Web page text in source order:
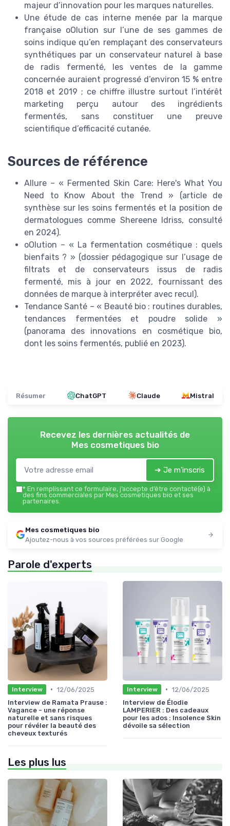
majeur d’innovation pour les marques naturelles.
Une étude de cas interne menée par la marque
française oOlution sur l’une de ses gammes de
soins indique qu’en remplaçant des conservateurs
synthétiques par un conservateur naturel à base
de radis fermenté, les ventes de la gamme
concernée auraient progressé d’environ 15 % entre
2018 et 2019 ; ce chiffre illustre surtout l’intérêt
marketing perçu autour des ingrédients
fermentés, sans constituer une preuve
scientifique d’efficacité cutanée.
Sources de référence
Allure – « Fermented Skin Care: Here's What You
Need to Know About the Trend » (article de
synthèse sur les soins fermentés et la position de
dermatologues comme Shereene Idriss, consulté
en 2024).
oOlution – « La fermentation cosmétique : quels
bienfaits ? » (dossier pédagogique sur l’usage de
filtrats et de conservateurs issus de radis
fermenté, mis à jour en 2022, fournissant des
données de marque à interpréter avec recul).
Tendance Santé – « Beauté bio : routines durables,
tendances fermentées et poudre solide »
(panorama des innovations en cosmétique bio,
dont les soins fermentés, publié en 2023).
Résumer ChatGPT Claude Mistral
Recevez les dernières actualités de
Mes cosmetiques bio
➔ Je m'inscris
* En remplissant ce formulaire, j’accepte d’être contacté(e) à
des fins commerciales par Mes cosmetiques bio et ses
partenaires.
Mes cosmetiques bio
Ajoutez-nous à vos sources préférées sur Google
Parole d'experts
Interview • 12/06/2025
Interview de Ramata Prause :
Vagance - une réponse
naturelle et sans risques
pour révéler la beauté des
cheveux texturés
Interview • 12/06/2025
Interview de Élodie
LAMPERIER : Des cadeaux
pour les ados : Insolence Skin
dévoile sa sélection
Les plus lus